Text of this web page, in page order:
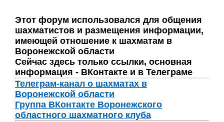
Этот форум использовался для общения
шахматистов и размещения информации,
имеющей отношение к шахматам в
Воронежской области
Сейчас здесь только ссылки, основная
информация - ВКонтакте и в Телеграме
Телеграм-канал о шахматах в
Воронежской области
Группа ВКонтакте Воронежского
областного шахматного клуба